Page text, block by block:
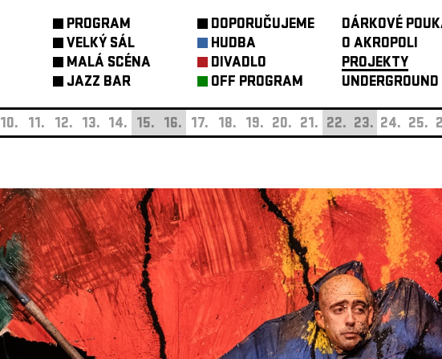
PROGRAM
VELKÝ SÁL
MALÁ SCÉNA
JAZZ BAR
DOPORUČUJEME
HUDBA
DIVADLO
OFF PROGRAM
DÁRKOVÉ
O AKROPOLI
PROJEKTY
UNDERGROUND
10. 11. 12. 13. 14. 15. 16. 17. 18. 19. 20. 21. 22. 23. 24. 25.